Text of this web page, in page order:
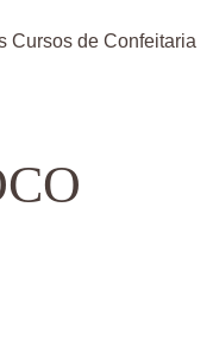
Cursos de Confeitaria